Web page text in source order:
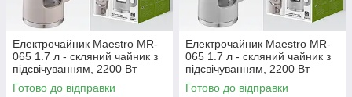
Електрочайник Maestro MR-
065 1.7 л - скляний чайник з
підсвічуванням, 2200 Вт
Готово до відправки
Електрочайник Maestro MR-
065 1.7 л - скляний чайник з
підсвічуванням, 2200 Вт
Готово до відправки